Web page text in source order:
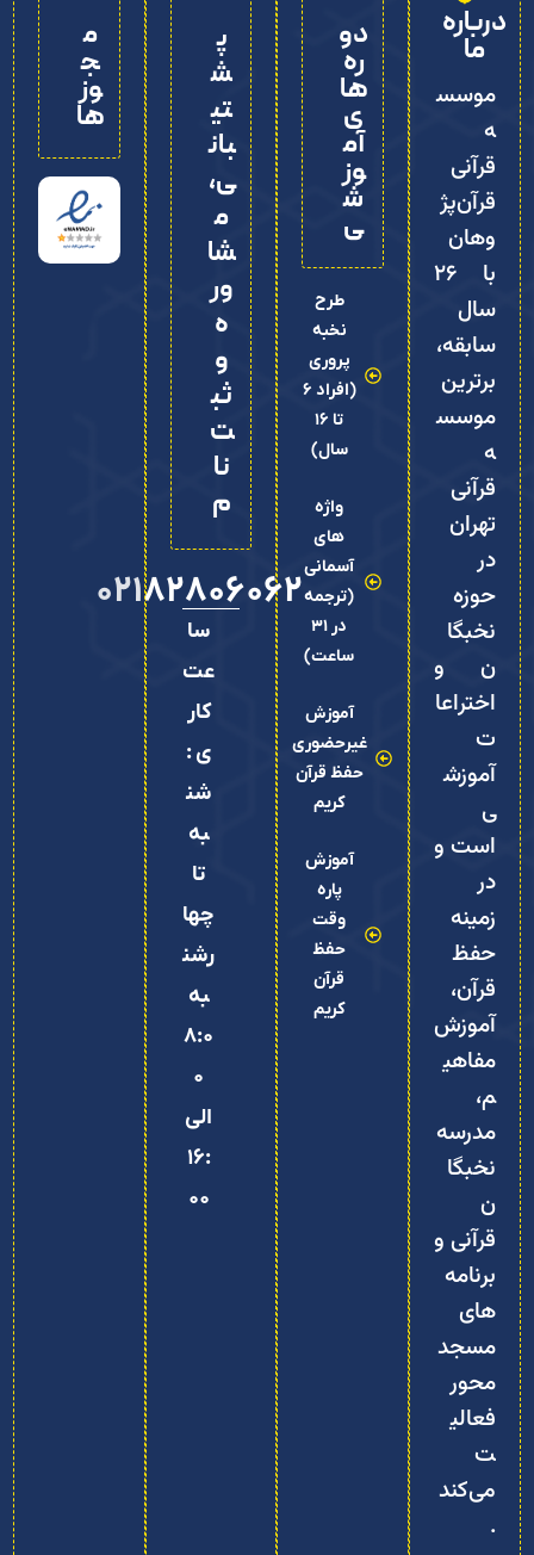
درباره
ما
موسس
ه
قرآنی
قرآن‌پژ
وهان
با ۲۶
سال
سابقه،
برترین
موسس
ه
قرآنی
تهران
در
حوزه
نخبگا
ن و
اختراعا
ت
آموزش
ی
است و
در
زمینه
حفظ
قرآن،
آموزش
مفاهی
م،
مدرسه
نخبگا
ن
قرآنی و
برنامه‌
های
مسجد‌
محور
فعالی
ت
می‌کند
.
دو
ره‌
ها
ی
آم
وز
ش
ی
طرح
نخبه
پروری
(افراد 6
تا 16
سال)
واژه
های
آسمانی
(ترجمه
در 31
ساعت)
آموزش
غیرحضوری
حفظ قرآن
کریم
آموزش
پاره
وقت
حفظ
قرآن
کریم
پ
ش
تی
بان
ی،
م
شا
ور
ه
و
ثب
ت‌
نا
م
02182806062
سا
عت
کار
ی :
شن
به
تا
چها
رشن
به
8:0
0
الی
16:
00
م
ج
وز
ها